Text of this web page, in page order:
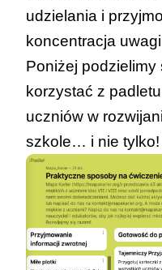
udzielania i
koncentracja
Poniżej
korzystać z padletu
uczniów w
szkole… i nie tylko!